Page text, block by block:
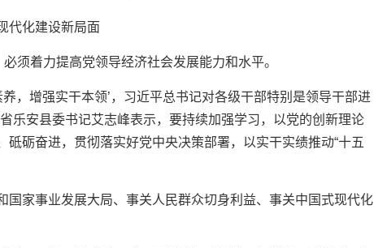
代化建设新局面
须着力提高党领导经济社会发展能力和水平。
，增强实干本领’，习近平总书记对各级干部特别是领导干部进
乐安县委书记艾志峰表示，要持续加强学习，以党的创新理论
砥砺奋进，贯彻落实好党中央决策部署，以实干实绩推动“十五
国家事业发展大局、事关人民群众切身利益、事关中国式现代化